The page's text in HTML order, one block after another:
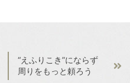
“えふりこき”にならず
周りをもっと頼ろう